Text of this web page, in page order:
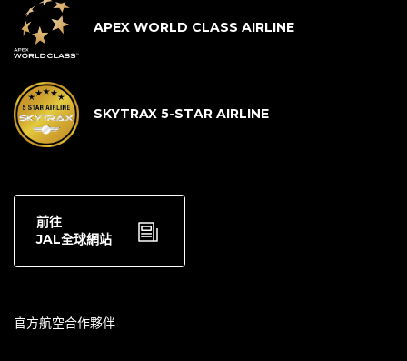
APEX WORLD CLASS AIRLINE
SKYTRAX 5-STAR AIRLINE
前往
JAL全球網站
官方航空合作夥伴